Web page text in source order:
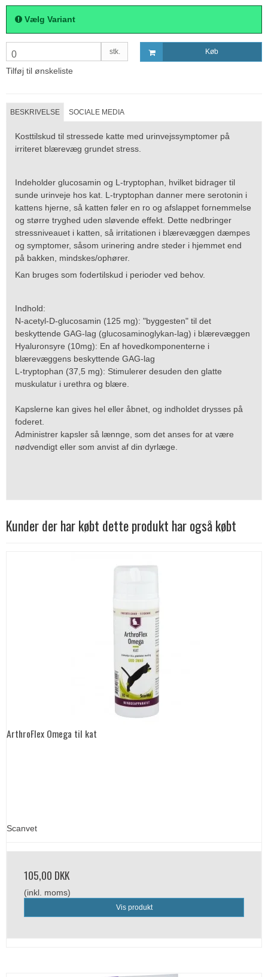
Vælg Variant
0 stk. Køb
Tilføj til ønskeliste
BESKRIVELSE SOCIALE MEDIA
Kosttilskud til stressede katte med urinvejssymptomer på
irriteret blærevæg grundet stress.
Indeholder glucosamin og L-tryptophan, hvilket bidrager til
sunde urinveje hos kat. L-tryptophan danner mere serotonin i
kattens hjerne, så katten føler en ro og afslappet fornemmelse
og større tryghed uden sløvende effekt. Dette nedbringer
stressniveauet i katten, så irritationen i blærevæggen dæmpes
og symptomer, såsom urinering andre steder i hjemmet end
på bakken, mindskes/ophører.
Kan bruges som fodertilskud i perioder ved behov.
Indhold:
N-acetyl-D-glucosamin (125 mg): "byggesten" til det
beskyttende GAG-lag (glucosaminoglykan-lag) i blærevæggen
Hyaluronsyre (10mg): En af hovedkomponenterne i
blærevæggens beskyttende GAG-lag
L-tryptophan (37,5 mg): Stimulerer desuden den glatte
muskulatur i urethra og blære.
Kapslerne kan gives hel eller åbnet, og indholdet drysses på
foderet.
Administrer kapsler så lænnge, som det anses for at være
nødvendigt eller som anvist af din dyrlæge.
Kunder der har købt dette produkt har også købt
ArthroFlex Omega til kat
Scanvet
105,00 DKK
(inkl. moms)
Vis produkt